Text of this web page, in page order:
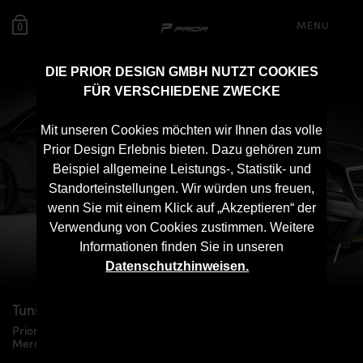
DIE PRIOR DESIGN GMBH NUTZT COOKIES
FÜR VERSCHIEDENE ZWECKE
Mit unseren Cookies möchten wir Ihnen das volle
Prior Design Erlebnis bieten. Dazu gehören zum
Beispiel allgemeine Leistungs-, Statistik- und
Standorteinstellungen. Wir würden uns freuen,
wenn Sie mit einem Klick auf „Akzeptieren“ der
Verwendung von Cookies zustimmen. Weitere
Informationen finden Sie in unseren
Datenschutzhinweisen.
0 MENU
Tuning für
Prior Design PD550 Black Edition Aerodynamik-Kit für
Mercedes CLS W218